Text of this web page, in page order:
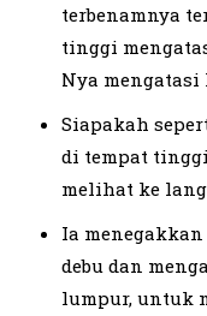
terbenamnya
tinggi
Nya
Siapakah
di tempat
melihat ke
Ia
debu dan
lumpur, untuk